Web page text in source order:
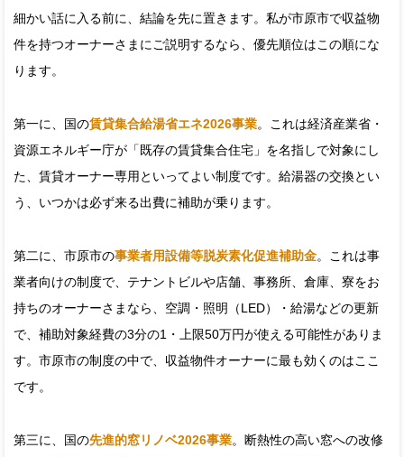
細かい話に入る前に、結論を先に置きます。私が市原市で収益物
件を持つオーナーさまにご説明するなら、優先順位はこの順にな
ります。
第一に、国の賃貸集合給湯省エネ2026事業。これは経済産業省・
資源エネルギー庁が「既存の賃貸集合住宅」を名指しで対象にし
た、賃貸オーナー専用といってよい制度です。給湯器の交換とい
う、いつかは必ず来る出費に補助が乗ります。
第二に、市原市の事業者用設備等脱炭素化促進補助金。これは事
業者向けの制度で、テナントビルや店舗、事務所、倉庫、寮をお
持ちのオーナーさまなら、空調・照明（LED）・給湯などの更新
で、補助対象経費の3分の1・上限50万円が使える可能性がありま
す。市原市の制度の中で、収益物件オーナーに最も効くのはここ
です。
第三に、国の先進的窓リノベ2026事業。断熱性の高い窓への改修